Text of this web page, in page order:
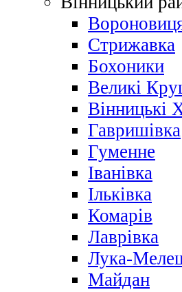
Стрижавка
Бохоники
Великі
Вінницькі
Гавришівка
Гуменне
Іванівка
Ільківка
Комарів
Лаврівка
Лука-
Майдан